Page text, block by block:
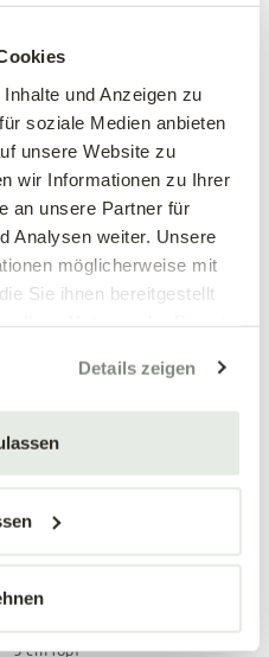
und Anzeigen zu
soziale Medien anbieten
unsere Website zu
wir Informationen zu Ihrer
an unsere Partner für
Analysen weiter. Unsere
möglicherweise mit
Sie ihnen bereitgestellt
Details zeigen
Stiefmütterchen, weinrot
3,89 €
3 Stück/Packung
9 cm Topf
Mengen-
Großblumiges
Stiefmütterchen, gelb
Viola wittrockiana Hybriden
3 Stück/Packung
9 cm Topf